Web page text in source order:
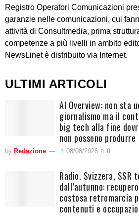
Registro Operatori Comunicazioni
garanzie nelle comunicazioni, cui
attività di Consultmedia, prima
competenze a più livelli in ambito
NewsLinet è distribuito via Internet.
ULTIMI ARTICOLI
AI Overview: non sta
giornalismo ma il
big tech alla fine
non possono produrre
by Redazione 08/08/2026 0
Radio. Svizzera, SSR
dall’autunno:
costosa retromarcia
contenuti e